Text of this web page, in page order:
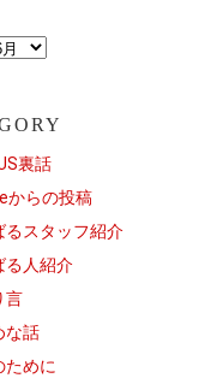
裏話
からの投稿
るスタッフ紹介
る人紹介
言
な話
ために